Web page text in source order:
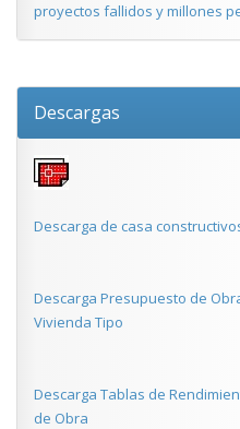
proyectos fallidos y millones
Descargas
Descarga de casa
Descarga Presupuesto de
Vivienda Tipo
Descarga Tablas de
de Obra